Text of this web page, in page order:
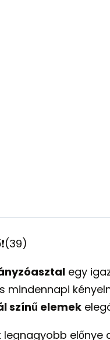
egy
mindennapi
színű elemek
legnagyobb előnye